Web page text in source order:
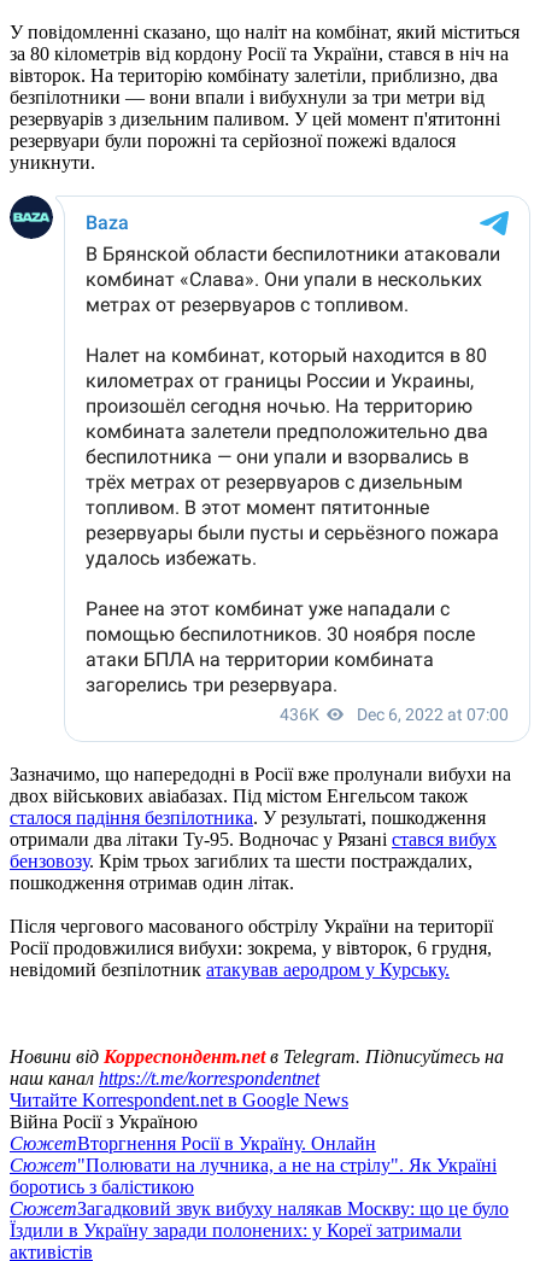
У повідомленні сказано, що наліт на комбінат, який міститься
за 80 кілометрів від кордону Росії та України, стався в ніч на
вівторок. На територію комбінату залетіли, приблизно, два
безпілотники — вони впали і вибухнули за три метри від
резервуарів з дизельним паливом. У цей момент п'ятитонні
резервуари були порожні та серйозної пожежі вдалося
уникнути.
Зазначимо, що напередодні в Росії вже пролунали вибухи на
двох військових авіабазах. Під містом Енгельсом також
сталося падіння безпілотника. У результаті, пошкодження
отримали два літаки Ту-95. Водночас у Рязані стався вибух
бензовозу. Крім трьох загиблих та шести постраждалих,
пошкодження отримав один літак.
Після чергового масованого обстрілу України на території
Росії продовжилися вибухи: зокрема, у вівторок, 6 грудня,
невідомий безпілотник атакував аеродром у Курську.
Новини від Корреспондент.netв Telegram. Підписуйтесь на
наш канал https://t.me/korrespondentnet
Читайте Korrespondent.net в Google News
Війна Росії з Україною
СюжетВторгнення Росії в Україну. Онлайн
Сюжет"Полювати на лучника, а не на стрілу". Як Україні
боротись з балістикою
СюжетЗагадковий звук вибуху налякав Москву: що це було
Їздили в Україну заради полонених: у Кореї затримали
активістів